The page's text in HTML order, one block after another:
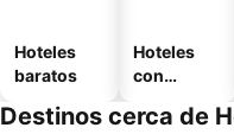
Hoteles
baratos
Hoteles
con
Destinos cerca de